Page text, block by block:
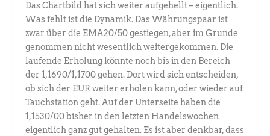
Das Chartbild hat sich weiter aufgehellt – eigentlich.
Was fehlt ist die Dynamik. Das Währungspaar ist
zwar über die EMA20/50 gestiegen, aber im Grunde
genommen nicht wesentlich weitergekommen. Die
laufende Erholung könnte noch bis in den Bereich
der 1,1690/1,1700 gehen. Dort wird sich entscheiden,
ob sich der EUR weiter erholen kann, oder wieder auf
Tauchstation geht. Auf der Unterseite haben die
1,1530/00 bisher in den letzten Handelswochen
eigentlich ganz gut gehalten. Es ist aber denkbar, dass